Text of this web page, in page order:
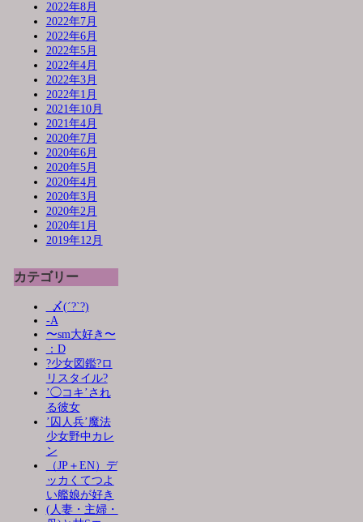
2022年8月
2022年7月
2022年6月
2022年5月
2022年4月
2022年3月
2022年1月
2021年10月
2021年4月
2020年7月
2020年6月
2020年5月
2020年4月
2020年3月
2020年2月
2020年1月
2019年12月
カテゴリー
_〆(´?`?)
-A
〜sm大好き〜
：D
?少女図鑑?ロ
リスタイル?
’◯コキ’され
る彼女
’囚人兵’魔法
少女野中カレ
ン
（JP＋EN）デ
ッカくてつよ
い艦娘が好き
(人妻・主婦・